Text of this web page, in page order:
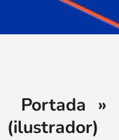
Portada »
(ilustrador)